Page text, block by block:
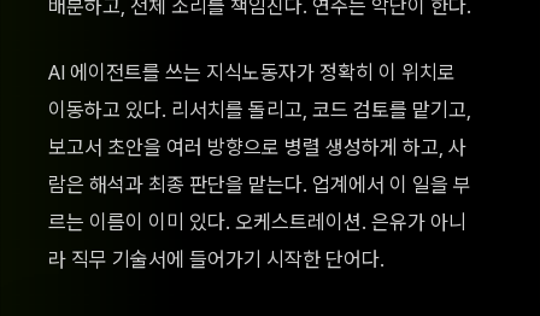
배분하고, 전체 소리를 책임진다. 연주는 악단이 한다.
AI 에이전트를 쓰는 지식노동자가 정확히 이 위치로
이동하고 있다. 리서치를 돌리고, 코드 검토를 맡기고,
보고서 초안을 여러 방향으로 병렬 생성하게 하고, 사
람은 해석과 최종 판단을 맡는다. 업계에서 이 일을 부
르는 이름이 이미 있다. 오케스트레이션. 은유가 아니
라 직무 기술서에 들어가기 시작한 단어다.